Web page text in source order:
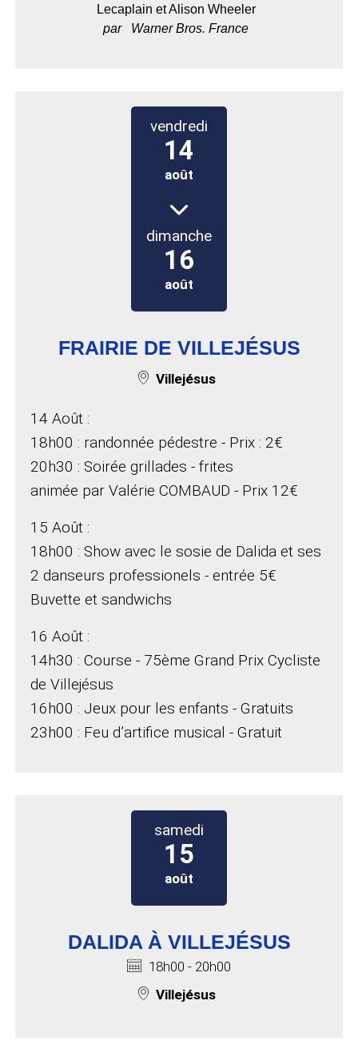
Lecaplain et Alison Wheeler
par
Warner Bros. France
vendredi 14 août à 12h00
vendredi
14
août
dimanche
16
août
FRAIRIE DE VILLEJÉSUS
Lieu de l'événement :
Villejésus
14 Août :
18h00 : randonnée pédestre - Prix : 2€
20h30 : Soirée grillades - frites
animée par Valérie COMBAUD - Prix 12€
15 Août :
18h00 : Show avec le sosie de Dalida et ses
2 danseurs professionels - entrée 5€
Buvette et sandwichs
16 Août :
14h30 : Course - 75ème Grand Prix Cycliste
de Villejésus
16h00 : Jeux pour les enfants - Gratuits
23h00 : Feu d’artifice musical - Gratuit
samedi 15 août 2026 à 18h00
samedi
15
août
DALIDA À VILLEJÉSUS
Horaires :
18h00 - 20h00
Lieu de l'événement :
Villejésus